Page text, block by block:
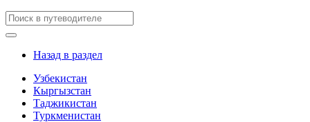
Назад в раздел
Узбекистан
Города и локации
Полезная информация
Об Узбекистане
Кыргызстан
Города и локации
Полезная информация
Таджикистан
Города и локации
Туркменистан